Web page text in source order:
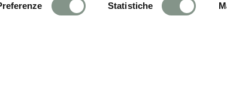
Statistiche